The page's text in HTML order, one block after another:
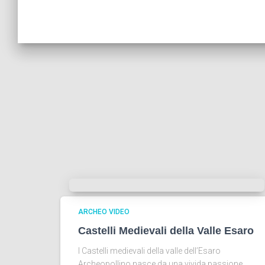
ARCHEO VIDEO
Castelli Medievali della Valle Esaro
I Castelli medievali della valle dell’Esaro